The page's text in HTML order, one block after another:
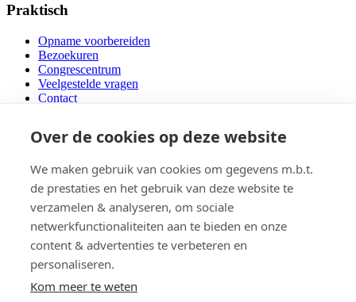
Over de cookies op deze website
We maken gebruik van cookies om gegevens m.b.t.
de prestaties en het gebruik van deze website te
verzamelen & analyseren, om sociale
netwerkfunctionaliteiten aan te bieden en onze
content & advertenties te verbeteren en
personaliseren.
Kom meer te weten
Praktisch
Opname voorbereiden
Bezoekuren
Congrescentrum
Veelgestelde vragen
Contact
Locaties
Campus Gasthuisberg
Campus Sint-Annendael Diest
Mobiele teams
Volg ons op
X
Facebook